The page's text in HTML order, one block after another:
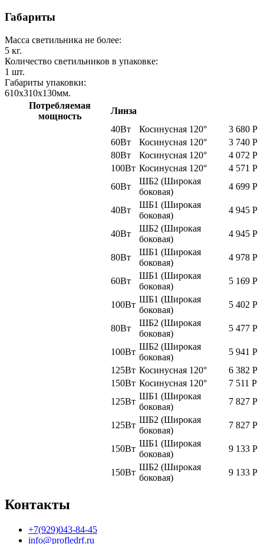
Габариты
Масса светильника не более:
5 кг.
Количество светильников в упаковке:
1 шт.
Габариты упаковки:
610x310x130мм.
Потребляемая
мощность
Линза
40Вт
Косинусная 120° 3 680 Р
60Вт
Косинусная 120° 3 740 Р
80Вт
Косинусная 120° 4 072 Р
100Вт Косинусная 120° 4 571 Р
60Вт
ШБ2 (Широкая
боковая)
4 699 Р
40Вт
ШБ1 (Широкая
боковая)
4 945 Р
40Вт
ШБ2 (Широкая
боковая)
4 945 Р
80Вт
ШБ1 (Широкая
боковая)
4 978 Р
60Вт
ШБ1 (Широкая
боковая)
5 169 Р
100Вт
ШБ1 (Широкая
боковая)
5 402 Р
80Вт
ШБ2 (Широкая
боковая)
5 477 Р
100Вт
ШБ2 (Широкая
боковая)
5 941 Р
125Вт Косинусная 120° 6 382 Р
150Вт Косинусная 120° 7 511 Р
125Вт
ШБ1 (Широкая
боковая)
7 827 Р
125Вт
ШБ2 (Широкая
боковая)
7 827 Р
150Вт
ШБ1 (Широкая
боковая)
9 133 Р
150Вт
ШБ2 (Широкая
боковая)
9 133 Р
Контакты
+7(929)043-84-45
info@profledrf.ru